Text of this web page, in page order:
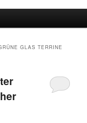
GLAS TERRINE